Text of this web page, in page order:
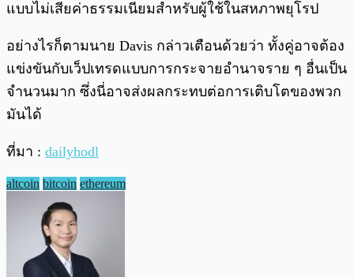
แบบไม่เสียค่าธรรมเนียมสำหรับผู้ใช้ในสหภาพยุโรป
อย่างไรก็ตามนาย Davis กล่าวเตือนด้วยว่า ทั้งคู่อาจต้อง
แข่งขันกับเว็ปเทรดแบบการกระจายอำนาจราย ๆ อื่นเป็น
จำนวนมาก ซึ่งนี่อาจส่งผลกระทบต่อการเติบโตของพวก
มันได้
ที่มา : dailyhodl
altcoin bitcoin ethereum